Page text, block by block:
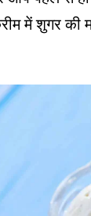
में शुगर की